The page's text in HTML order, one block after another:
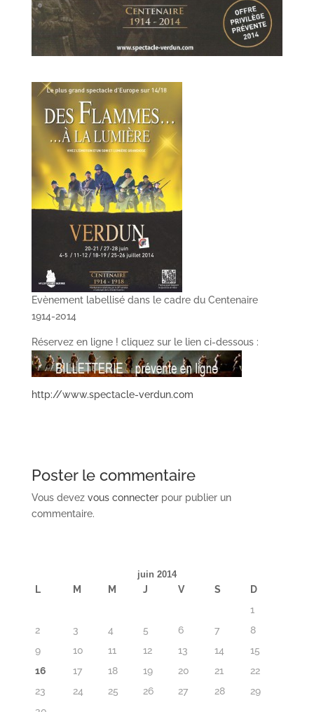
Evènement labellisé dans le cadre du Centenaire
1914-2014
Réservez en ligne ! cliquez sur le lien ci-dessous :
http://www.spectacle-verdun.com
Poster le commentaire
Vous devez vous connecterpour publier un
commentaire.
juin 2014
L M M J V S
D
1
2
3 4 5 6 7
8
9
10 11 12 13 14
15
16
17 18 19 20 21
22
23
24 25 26 27 28
29